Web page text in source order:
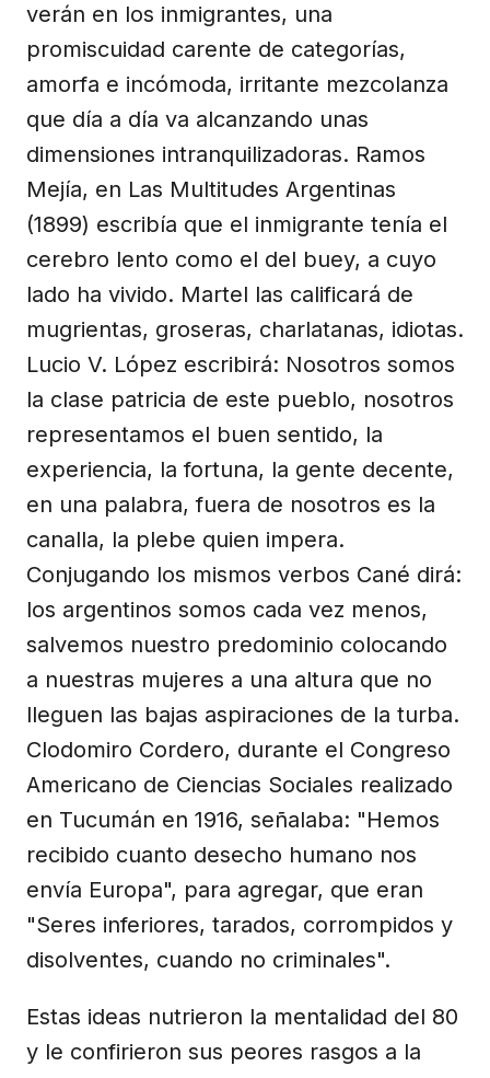
verán en los inmigrantes, una
promiscuidad carente de categorías,
amorfa e incómoda, irritante mezcolanza
que día a día va alcanzando unas
dimensiones intranquilizadoras. Ramos
Mejía, en Las Multitudes Argentinas
(1899) escribía que el inmigrante tenía el
cerebro lento como el del buey, a cuyo
lado ha vivido. Martel las calificará de
mugrientas, groseras, charlatanas, idiotas.
Lucio V. López escribirá: Nosotros somos
la clase patricia de este pueblo, nosotros
representamos el buen sentido, la
experiencia, la fortuna, la gente decente,
en una palabra, fuera de nosotros es la
canalla, la plebe quien impera.
Conjugando los mismos verbos Cané dirá:
los argentinos somos cada vez menos,
salvemos nuestro predominio colocando
a nuestras mujeres a una altura que no
lleguen las bajas aspiraciones de la turba.
Clodomiro Cordero, durante el Congreso
Americano de Ciencias Sociales realizado
en Tucumán en 1916, señalaba: "Hemos
recibido cuanto desecho humano nos
envía Europa", para agregar, que eran
"Seres inferiores, tarados, corrompidos y
disolventes, cuando no criminales".
Estas ideas nutrieron la mentalidad del 80
y le confirieron sus peores rasgos a la